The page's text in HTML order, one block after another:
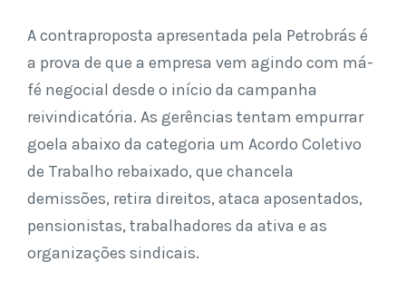
A contraproposta apresentada pela Petrobrás é
a prova de que a empresa vem agindo com má-
fé negocial desde o início da campanha
reivindicatória. As gerências tentam empurrar
goela abaixo da categoria um Acordo Coletivo
de Trabalho rebaixado, que chancela
demissões, retira direitos, ataca aposentados,
pensionistas, trabalhadores da ativa e as
organizações sindicais.